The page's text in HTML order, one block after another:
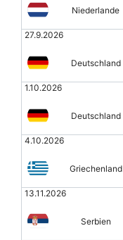
Niederlande
27.9.2026
Deutschland
1.10.2026
Deutschland
4.10.2026
Griechenland
13.11.2026
Serbien